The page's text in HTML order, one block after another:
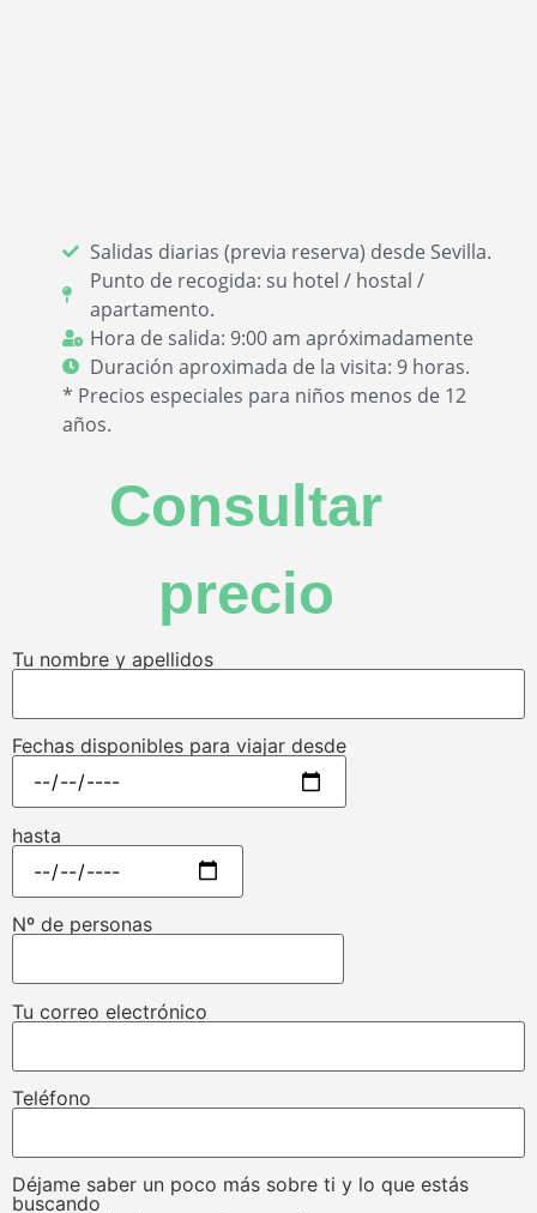
Salidas diarias (previa reserva) desde Sevilla.
Punto de recogida: su hotel / hostal /
apartamento.
Hora de salida: 9:00 am apróximadamente
Duración aproximada de la visita: 9 horas.
* Precios especiales para niños menos de 12
años.
Consultar
precio
Tu nombre y apellidos
Fechas disponibles para viajar desde
hasta
Nº de personas
Tu correo electrónico
Teléfono
Déjame saber un poco más sobre ti y lo que estás
buscando